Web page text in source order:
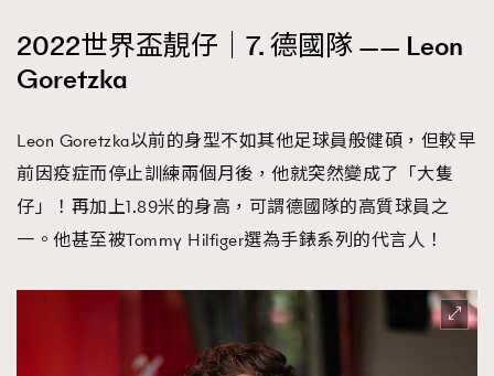
2022世界盃靚仔｜7. 德國隊 —— Leon
Goretzka
Leon Goretzka以前的身型不如其他足球員般健碩，但較早
前因疫症而停止訓練兩個月後，他就突然變成了「大隻
仔」！再加上1.89米的身高，可謂德國隊的高質球員之
一。他甚至被Tommy Hilfiger選為手錶系列的代言人！